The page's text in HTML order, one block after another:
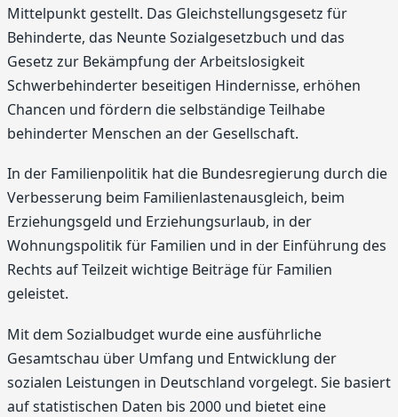
Mittelpunkt gestellt. Das Gleichstellungsgesetz für
Behinderte, das Neunte Sozialgesetzbuch und das
Gesetz zur Bekämpfung der Arbeitslosigkeit
Schwerbehinderter beseitigen Hindernisse, erhöhen
Chancen und fördern die selbständige Teilhabe
behinderter Menschen an der Gesellschaft.
In der Familienpolitik hat die Bundesregierung durch die
Verbesserung beim Familienlastenausgleich, beim
Erziehungsgeld und Erziehungsurlaub, in der
Wohnungspolitik für Familien und in der Einführung des
Rechts auf Teilzeit wichtige Beiträge für Familien
geleistet.
Mit dem Sozialbudget wurde eine ausführliche
Gesamtschau über Umfang und Entwicklung der
sozialen Leistungen in Deutschland vorgelegt. Sie basiert
auf statistischen Daten bis 2000 und bietet eine